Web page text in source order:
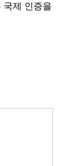
국제 인증을